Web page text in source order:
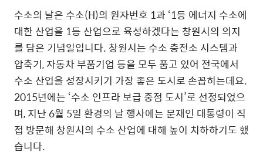
수소의 날은 수소(H)의 원자번호 1과 ‘1등 에너지 수소에
대한 산업을 1등 산업으로 육성하겠다는 창원시의 의지
를 담은 기념일입니다. 창원시는 수소 충전소 시스템과
압축기, 자동차 부품기업 등을 모두 품고 있어 전국에서
수소 산업을 성장시키기 가장 좋은 도시로 손꼽히는데요.
2015년에는 ‘수소 인프라 보급 중점 도시’로 선정되었으
며, 지난 6월 5일 환경의 날 행사에는 문재인 대통령이 직
접 방문해 창원시의 수소 산업에 대해 높이 치하하기도 했
습니다.